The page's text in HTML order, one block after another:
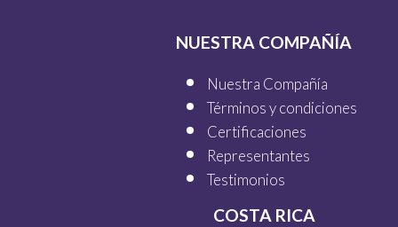
NUESTRA COMPAÑÍA
Nuestra Compañía
Términos y condiciones
Certificaciones
Representantes
Testimonios
COSTA RICA